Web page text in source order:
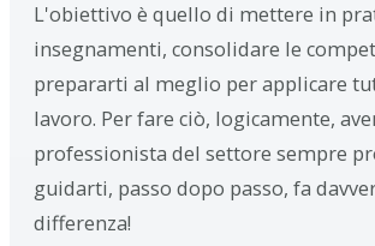
L'obiettivo è quello di mettere in
insegnamenti, consolidare le
prepararti al meglio per applicare
lavoro. Per fare ciò, logicamente,
professionista del settore sempre
guidarti, passo dopo passo, fa
differenza!